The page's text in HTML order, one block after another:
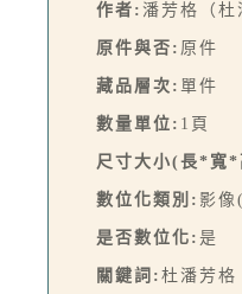
作者: 潘芳格（杜
原件與否: 原件
藏品層次: 單件
數量單位: 1頁
尺寸大小(長*寬
數位化類別: 影像
是否數位化: 是
關鍵詞: 杜潘芳格